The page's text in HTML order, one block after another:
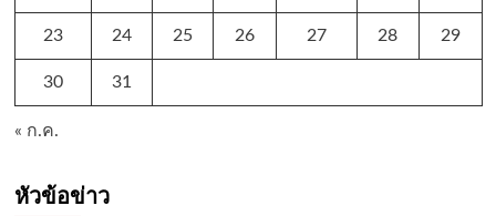
23 24 25 26 27 28 29
30 31
« ก.ค.
หัวข้อข่าว